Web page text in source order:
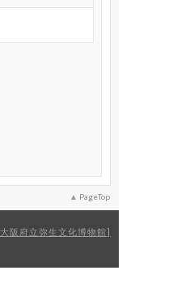
PageTop
大阪府立弥生文化博物館